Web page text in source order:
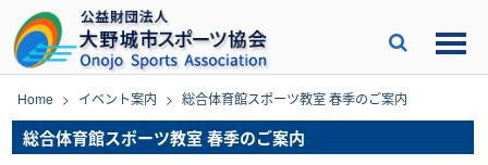
content
Home > イベント案内 > 総合体育館スポーツ教室 春季のご案内
総合体育館スポーツ教室 春季のご案内